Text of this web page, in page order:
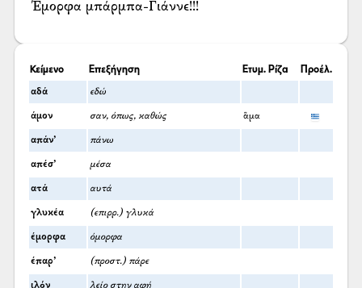
Έμορφα μπάρμπα-Γιάννε!!!
Κείμενο Επεξήγηση Ετυμ. Ρίζα Προέλ.
αδά εδώ
άμον σαν, όπως, καθώς ἅμα
απάν’ πάνω
απέσ’ μέσα
ατά αυτά
γλυκέα (επιρρ.) γλυκά
έμορφα όμορφα
έπαρ’ (προστ.) πάρε
ιλό̤ν λείο στην αφή